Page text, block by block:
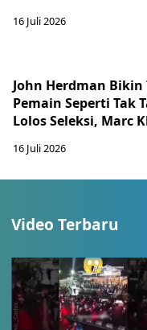
16 Juli 2026
John Herdman Bikin
Pemain Seperti Tak
Lolos Seleksi, Marc
16 Juli 2026
Video Terbaru